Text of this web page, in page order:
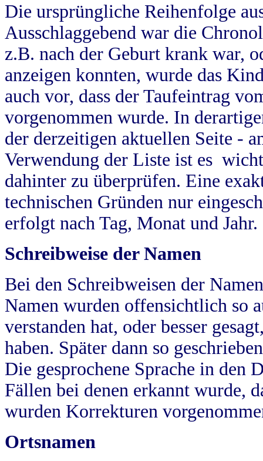
Die ursprüngliche Reihenfolge
Ausschlaggebend war die
z.B. nach der Geburt krank war,
anzeigen konnten, wurde das
auch vor, dass der Taufeintrag
vorgenommen wurde. In
der derzeitigen aktuellen Seite -
Verwendung der Liste ist es
dahinter zu überprüfen. Eine
technischen Gründen nur
erfolgt nach Tag, Monat und Jahr.
Schreibweise der Namen
Bei den Schreibweisen der
Namen wurden offensichtlich so
verstanden hat, oder besser
haben. Später dann so
Die gesprochene Sprache in
Fällen bei denen erkannt wurde,
wurden Korrekturen
Ortsnamen